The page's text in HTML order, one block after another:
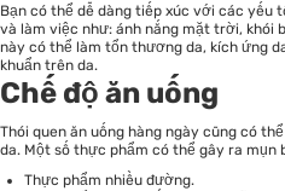
Bạn có thể dễ dàng tiếp xúc với các yếu
và làm việc như: ánh nắng mặt trời, khói
này có thể làm tổn thương da, kích ứng
khuẩn trên da.
Chế độ ăn uống
Thói quen ăn uống hàng ngày cũng có
da. Một số thực phẩm có thể gây ra mụn
Thực phẩm nhiều đường.